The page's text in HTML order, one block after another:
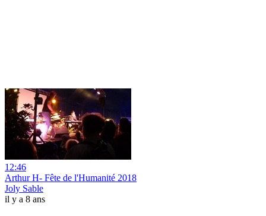
12:46
Arthur H- Fête de l'Humanité 2018
Joly Sable
il y a 8 ans